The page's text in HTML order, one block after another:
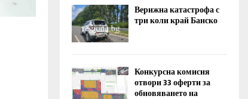
Верижна катастрофа с
три коли край Банско
Конкурсна комисия
отвори 33 оферти за
обновяването на